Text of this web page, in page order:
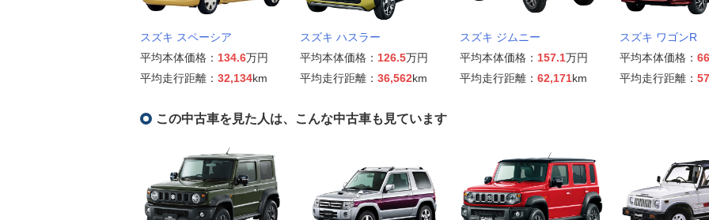
スズキ スペーシア
平均本体価格： 134.6万円
平均走行距離： 32,134km
スズキ ハスラー
平均本体価格： 126.5万円
平均走行距離： 36,562km
スズキ ジムニー
平均本体価格： 157.1万円
平均走行距離： 62,171km
スズキ ワゴンR
平均本体価格：
平均走行距離：
この中古車を見た人は、こんな中古車も見ています